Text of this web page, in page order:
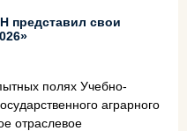
представил свои
полях Учебно-
аграрного
отраслевое